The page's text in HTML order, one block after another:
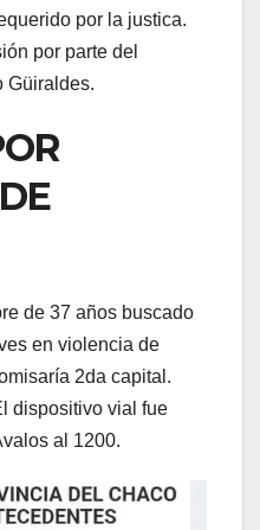
por la justica.
por parte del
Güiraldes.
de 37 años buscado
en violencia de
2da capital.
dispositivo vial fue
al 1200.